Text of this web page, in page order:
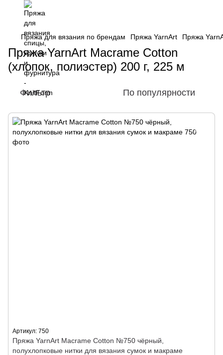
Пряжа для вязания по брендам Пряжа YarnArt Пряжа
Пряжа YarnArt Macrame Cotton
(хлопок, полиэстер) 200 г, 225 м
Фильтр По популярности
Артикул: 750
Пряжа YarnArt Macrame Cotton №750 чёрный,
полухлопковые нитки для вязания сумок и макраме